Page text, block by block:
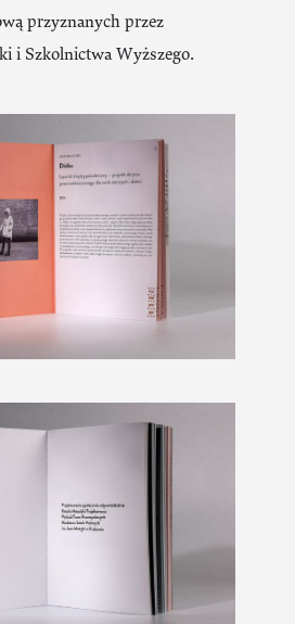
przyznanych przez
i Szkolnictwa Wyższego.